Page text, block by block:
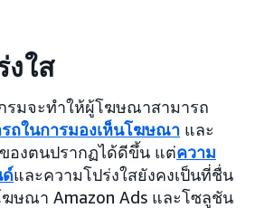
งใส
รมจะทำให้ผู้โฆษณาสามารถ
ถในการมองเห็นโฆษณา และ
งตนปรากฏได้ดีขึ้น แต่ความ
และความโปร่งใสยังคงเป็นที่ชื่น
ษณา Amazon Ads และโซลูชัน